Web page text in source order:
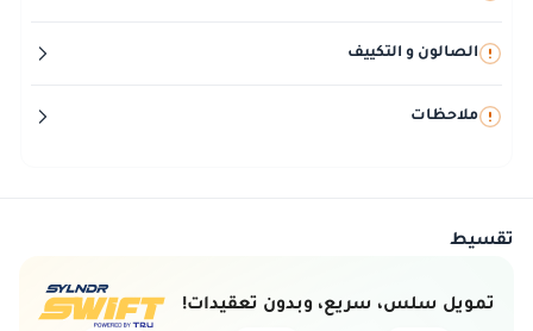
الصالون و التكييف
ملاحظات
تقسيط
تمويل سلس، سريع، وبدون تعقيدات!